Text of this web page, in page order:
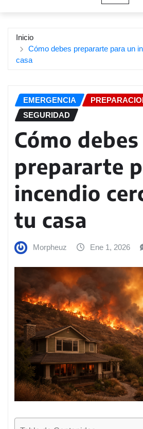
Inicio
Cómo debes prepararte para un
casa
EMERGENCIA
SEGURIDAD
Cómo debes
prepararte
incendio
tu casa
Morpheuz Ene 1, 2026